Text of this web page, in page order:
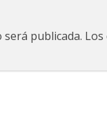
publicada.